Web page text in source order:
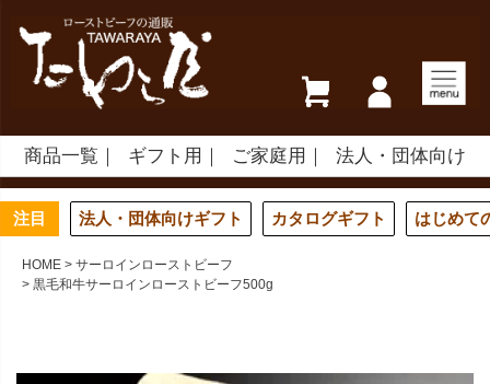
商品一覧 ギフト用 ご家庭用 法人・団体向け
注目 法人・団体向けギフト カタログギフト はじめて
HOME
サーロインローストビーフ
黒毛和牛サーロインローストビーフ500g